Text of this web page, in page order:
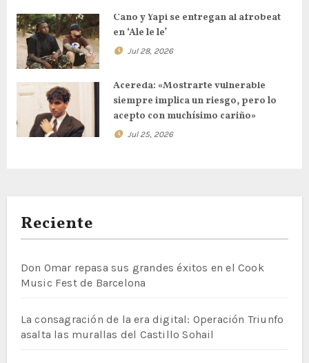
Cano y Yapi se entregan al afrobeat
en ‘Ale le le’
Jul 28, 2026
Acereda: «Mostrarte vulnerable
siempre implica un riesgo, pero lo
acepto con muchísimo cariño»
Jul 25, 2026
Reciente
Don Omar repasa sus grandes éxitos en el Cook
Music Fest de Barcelona
La consagración de la era digital: Operación Triunfo
asalta las murallas del Castillo Sohail